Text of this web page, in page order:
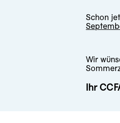
Schon
Wir
Ihr